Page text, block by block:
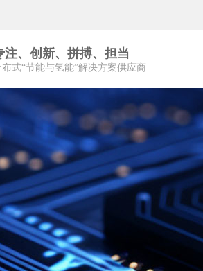
注、创新、拼搏、担当
布式“节能与氢能”解决方案供应商